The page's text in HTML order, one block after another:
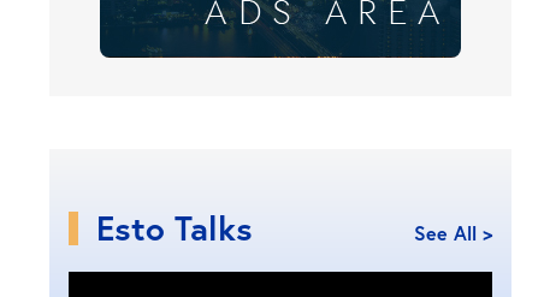
Esto Talks See All >